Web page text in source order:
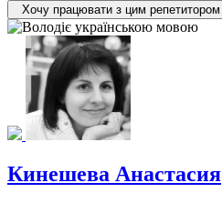
Хочу працювати з цим репетитором
Кинешева Анастасия